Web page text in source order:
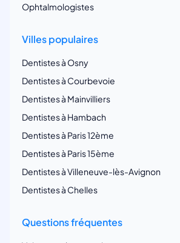
Ophtalmologistes
Villes populaires
Dentistes à Osny
Dentistes à Courbevoie
Dentistes à Mainvilliers
Dentistes à Hambach
Dentistes à Paris 12ème
Dentistes à Paris 15ème
Dentistes à Villeneuve-lès-Avignon
Dentistes à Chelles
Questions fréquentes